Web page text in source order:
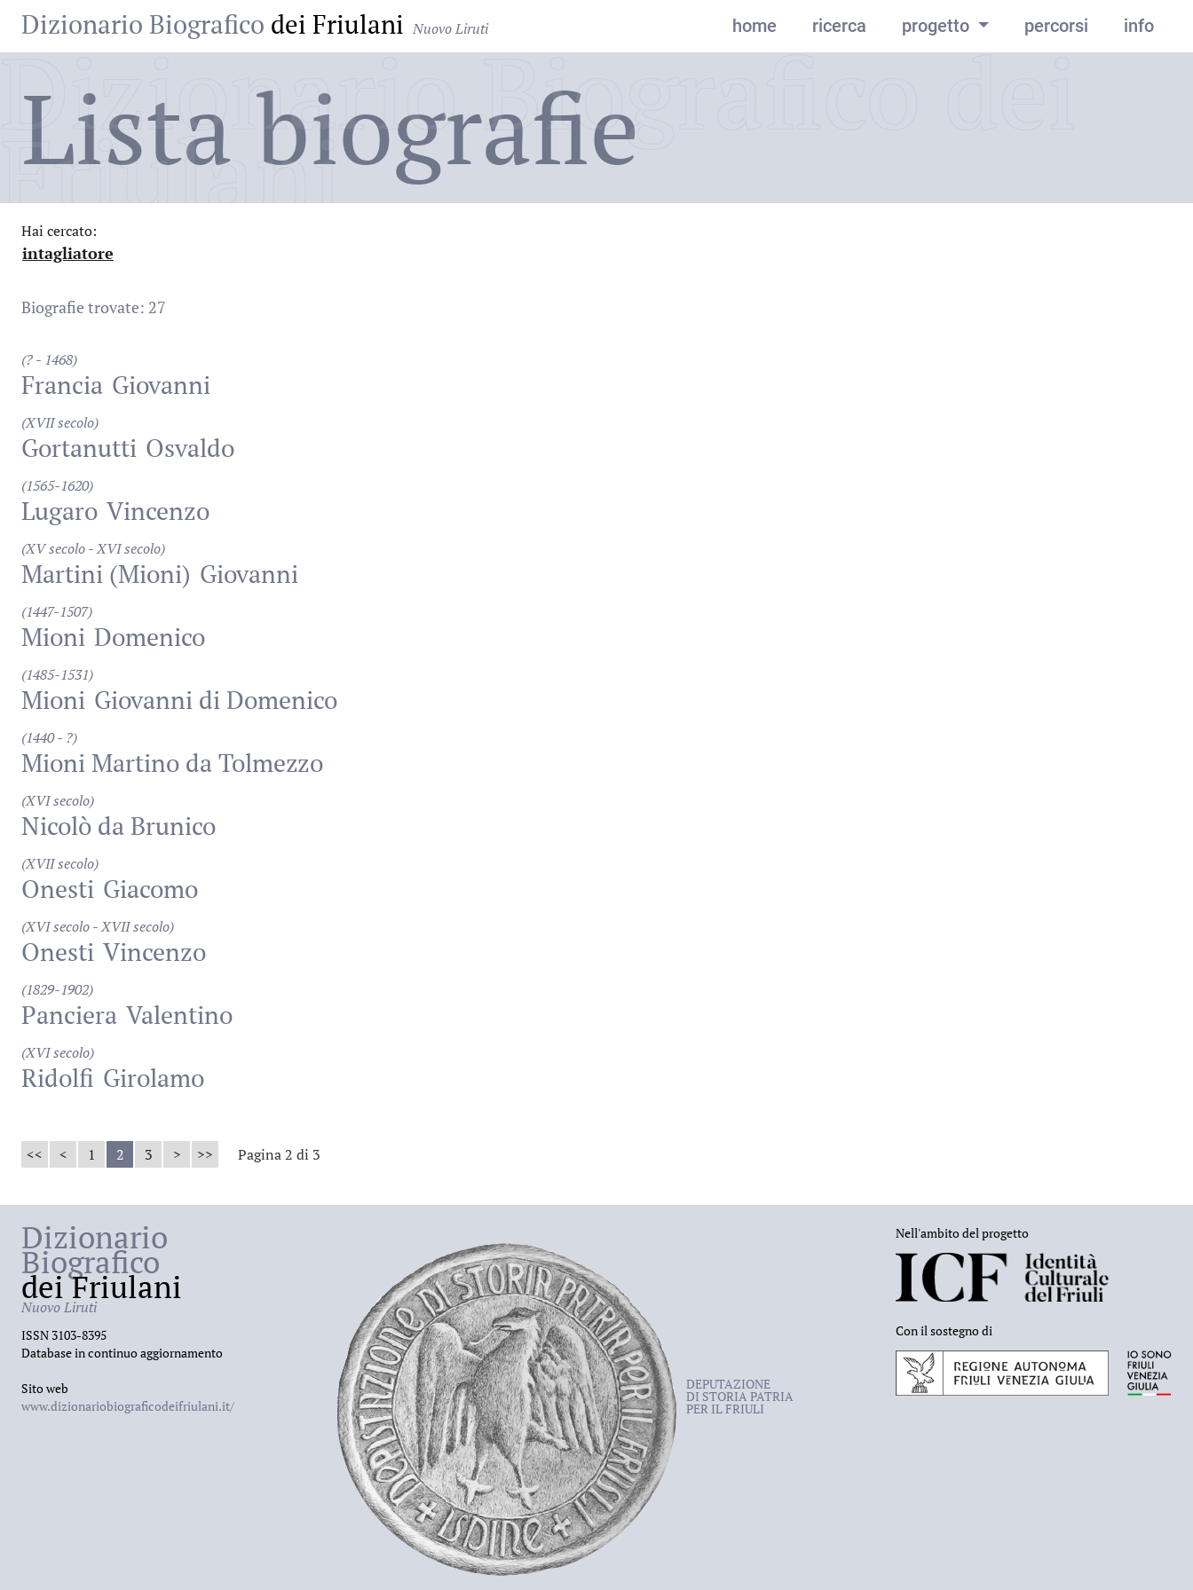
Dizionario Biografico dei Friulani Nuovo Liruti home ricerca progetto percorsi info
Dizionario Biografico dei
Friulani
Lista biografie
Hai cercato:
intagliatore
Biografie trovate: 27
(? - 1468)
Francia Giovanni
(XVII secolo)
Gortanutti Osvaldo
(1565-1620)
Lugaro Vincenzo
(XV secolo - XVI secolo)
Martini (Mioni) Giovanni
(1447-1507)
Mioni Domenico
(1485-1531)
Mioni Giovanni di Domenico
(1440 - ?)
Mioni Martino da Tolmezzo
(XVI secolo)
Nicolò da Brunico
(XVII secolo)
Onesti Giacomo
(XVI secolo - XVII secolo)
Onesti Vincenzo
(1829-1902)
Panciera Valentino
(XVI secolo)
Ridolfi Girolamo
<< < 1 2 3 > >> Pagina 2 di 3
Dizionario
Biografico
dei Friulani
Nuovo Liruti
ISSN 3103-8395
Database in continuo aggiornamento
Sito web
www.dizionariobiograficodeifriulani.it/
DEPUTAZIONE
DI STORIA PATRIA
PER IL FRIULI
Nell'ambito del progetto
Con il sostegno di